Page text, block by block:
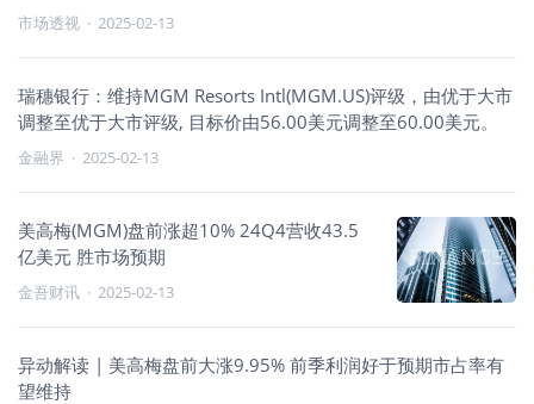
市场透视 · 2025-02-13
瑞穗银行：维持MGM Resorts Intl(MGM.US)评级，由优于大市
调整至优于大市评级, 目标价由56.00美元调整至60.00美元。
金融界 · 2025-02-13
美高梅(MGM)盘前涨超10% 24Q4营收43.5
亿美元 胜市场预期
金吾财讯 · 2025-02-13
异动解读 | 美高梅盘前大涨9.95% 前季利润好于预期市占率有
望维持